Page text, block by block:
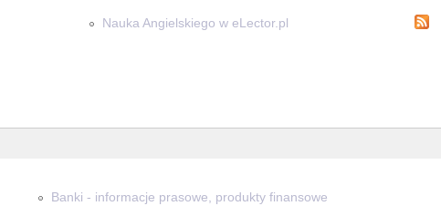
Nauka Angielskiego w eLector.pl
Banki - informacje prasowe, produkty finansowe